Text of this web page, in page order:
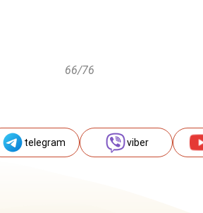
66/76
telegram viber